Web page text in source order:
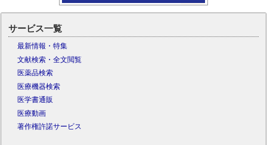
サービス一覧
最新情報・特集
文献検索・全文閲覧
医薬品検索
医療機器検索
医学書通販
医療動画
著作権許諾サービス